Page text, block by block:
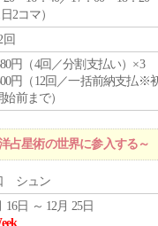
日2コマ）
回
円（4回／分割支払い）×3
円（12回／一括前納支払※
前まで）
占星術の世界に参入する～
シュン
16日 ～ 12月 25日